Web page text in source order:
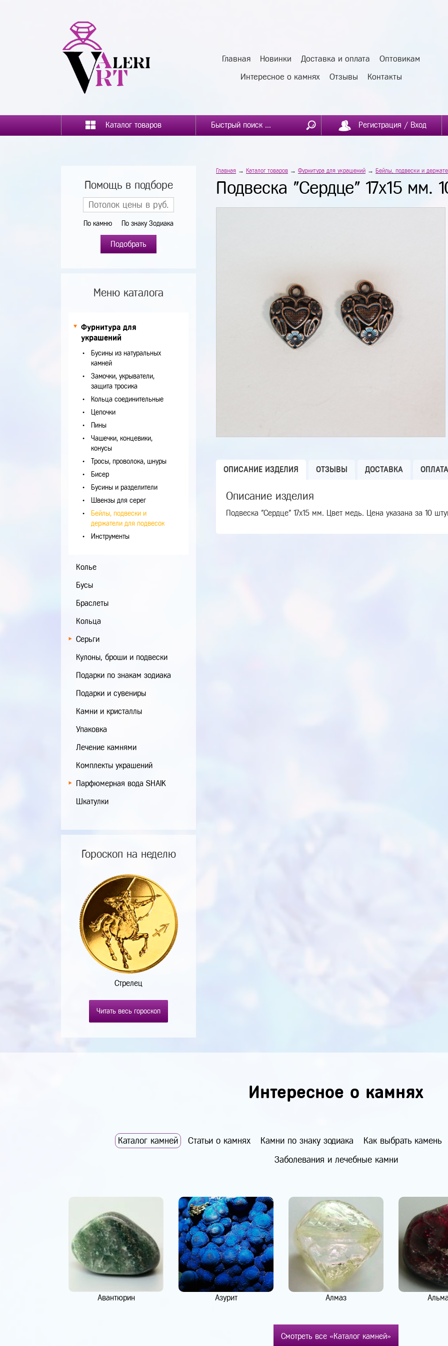
Главная Новинки Доставка и оплата Оптовикам
Интересное о камнях Отзывы Контакты
Каталог товаров Регистрация / Вход
Помощь в подборе
По камню По знаку Зодиака
Подобрать
Меню каталога
Фурнитура для
украшений
Бусины из натуральных
камней
Замочки, укрыватели,
защита тросика
Кольца соединительные
Цепочки
Пины
Чашечки, концевики,
конусы
Тросы, проволока, шнуры
Бисер
Бусины и разделители
Швензы для серег
Бейлы, подвески и
держатели для подвесок
Инструменты
Колье
Бусы
Браслеты
Кольца
Серьги
Кулоны, броши и подвески
Подарки по знакам зодиака
Подарки и сувениры
Камни и кристаллы
Упаковка
Лечение камнями
Комплекты украшений
Парфюмерная вода SHAIK
Шкатулки
Гороскоп на неделю
Стрелец
Читать весь гороскоп
Главная → Каталог товаров → Фурнитура для украшений → Бейлы, подвески и
Подвеска "Сердце" 17х15 мм.
ОПИСАНИЕ ИЗДЕЛИЯ ОТЗЫВЫ ДОСТАВКА ОПЛАТА
Описание изделия
Подвеска "Сердце" 17х15 мм. Цвет медь. Цена указана за 10
Интересное о камнях
Каталог камней Статьи о камнях Камни по знаку зодиака Как выбрать камень
Заболевания и лечебные камни
Авантюрин Азурит Алмаз
Смотреть все «Каталог камней»